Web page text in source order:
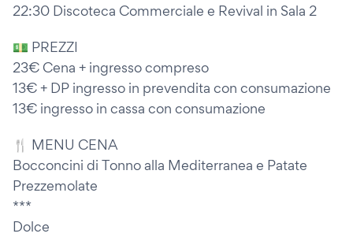
22:30 Discoteca Commerciale e Revival in Sala 2
💵 PREZZI
23€ Cena + ingresso compreso
13€ + DP ingresso in prevendita con consumazione
13€ ingresso in cassa con consumazione
🍴 MENU CENA
Bocconcini di Tonno alla Mediterranea e Patate
Prezzemolate
***
Dolce